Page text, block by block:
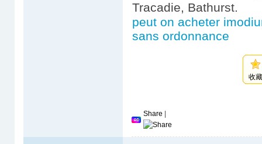
Tracadie, Bathurst.
peut on acheter
sans ordonnance
收
Share